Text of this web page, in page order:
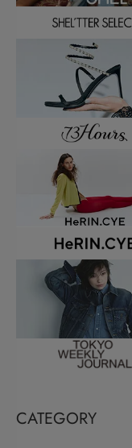
CATEGORY